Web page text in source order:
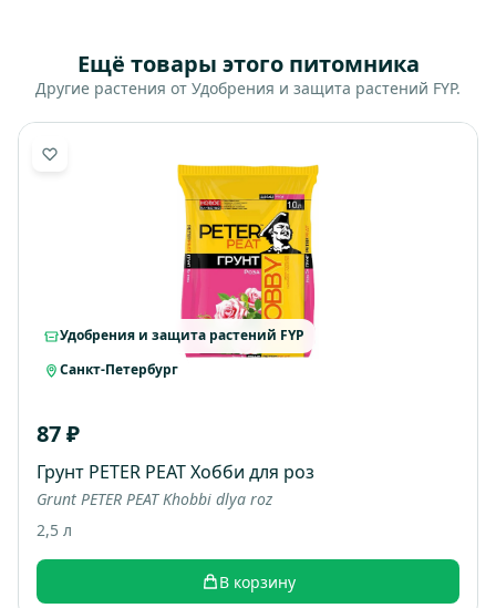
Ещё товары этого питомника
Другие растения от Удобрения и защита растений FYP.
Удобрения и защита растений FYP
Санкт-Петербург
87 ₽
Грунт PETER PEAT Хобби для роз
Grunt PETER PEAT Khobbi dlya roz
2,5 л
В корзину